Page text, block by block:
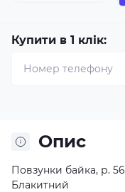
Купити в 1 клік:
Опис
Повзунки байка, р. 56
Блакитний